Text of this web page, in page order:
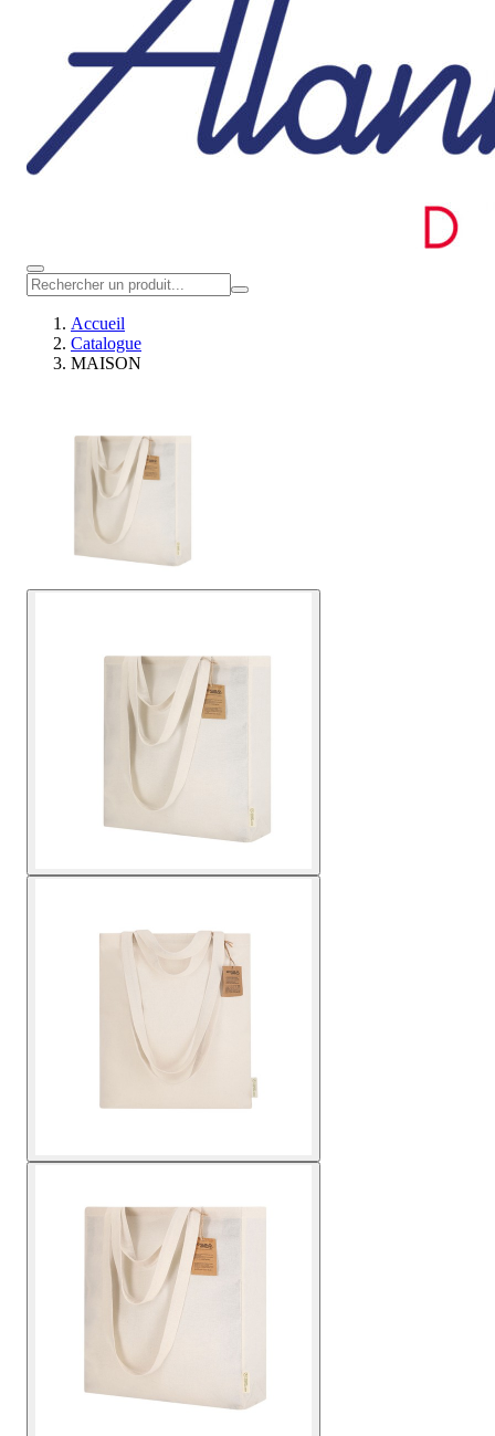
Accueil
Catalogue
MAISON